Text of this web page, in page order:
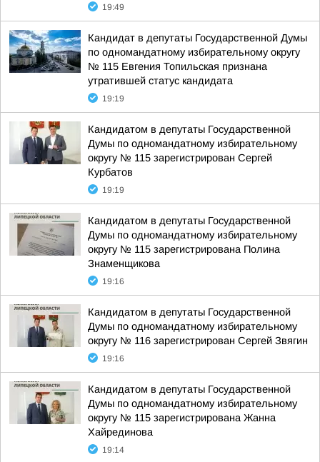
19:49
Кандидат в депутаты Государственной Думы
по одномандатному избирательному округу
№ 115 Евгения Топильская признана
утратившей статус кандидата
19:19
Кандидатом в депутаты Государственной
Думы по одномандатному избирательному
округу № 115 зарегистрирован Сергей
Курбатов
19:19
Кандидатом в депутаты Государственной
Думы по одномандатному избирательному
округу № 115 зарегистрирована Полина
Знаменщикова
19:16
Кандидатом в депутаты Государственной
Думы по одномандатному избирательному
округу № 116 зарегистрирован Сергей Звягин
19:16
Кандидатом в депутаты Государственной
Думы по одномандатному избирательному
округу № 115 зарегистрирована Жанна
Хайрединова
19:14